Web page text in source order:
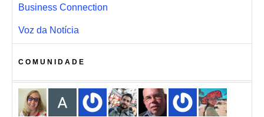
Business Connection
Voz da Notícia
COMUNIDADE